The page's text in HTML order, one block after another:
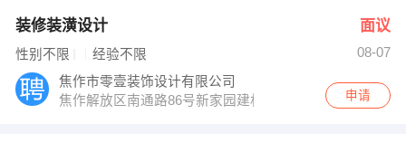
装修装潢设计 面议
性别不限 经验不限
08-07
焦作市零壹装饰设计有限公司
焦作解放区南通路86号新家园建材市场A01号
申请